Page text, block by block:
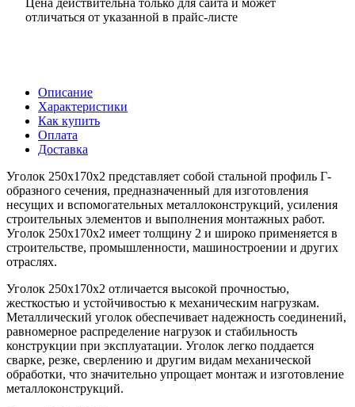
отличаться от указанной в прайс-листе
Описание
Характеристики
Как купить
Оплата
Доставка
Уголок 250х170х2 представляет собой стальной профиль Г-
образного сечения, предназначенный для изготовления
несущих и вспомогательных металлоконструкций, усиления
строительных элементов и выполнения монтажных работ.
Уголок 250х170х2 имеет толщину 2 и широко применяется в
строительстве, промышленности, машиностроении и других
отраслях.
Уголок 250х170х2 отличается высокой прочностью,
жесткостью и устойчивостью к механическим нагрузкам.
Металлический уголок обеспечивает надежность соединений,
равномерное распределение нагрузок и стабильность
конструкции при эксплуатации. Уголок легко поддается
сварке, резке, сверлению и другим видам механической
обработки, что значительно упрощает монтаж и изготовление
металлоконструкций.